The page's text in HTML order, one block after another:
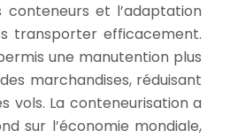
conteneurs et l’adaptation
transporter efficacement.
une manutention plus
marchandises, réduisant
vols. La conteneurisation a
sur l’économie mondiale,